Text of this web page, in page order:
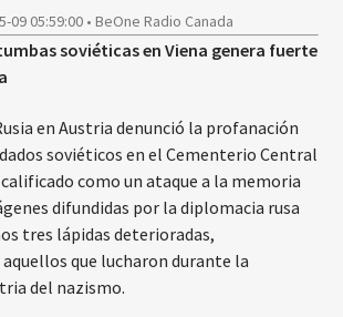
09 05:59:00 • BeOne Radio Canada
soviéticas en Viena genera fuerte
en Austria denunció la profanación
soviéticos en el Cementerio Central
como un ataque a la memoria
difundidas por la diplomacia rusa
tres lápidas deterioradas,
que lucharon durante la
del nazismo.